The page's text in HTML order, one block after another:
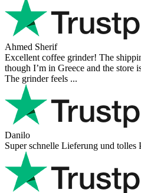
Ahmed Sherif
Excellent coffee grinder! The
though I’m in Greece and the store
The grinder feels ...
Danilo
Super schnelle Lieferung und tolles